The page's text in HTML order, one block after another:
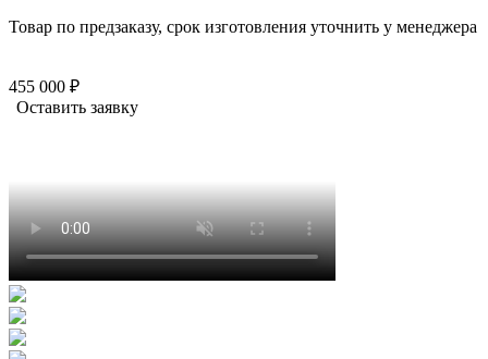
Товар по предзаказу, срок изготовления уточнить у менеджера
455 000 ₽
Оставить заявку